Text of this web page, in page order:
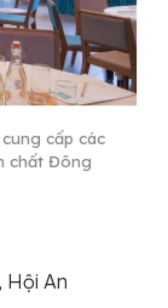
cấp các
chất Đông
Hội An